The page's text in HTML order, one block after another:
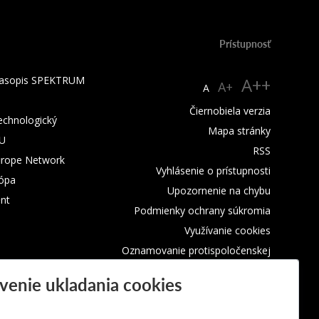
SPEKTRUM
Network
Prístupnosť
A A+ A++
Čiernobiela verzia
Mapa stránky
RSS
Vyhlásenie o prístupnosti
Upozornenie na chybu
Podmienky ochrany súkromia
Využívanie cookies
Oznamovanie protispoločenskej
ukladania cookies